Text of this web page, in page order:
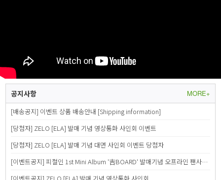
공지사항
MORE+
[배송공지] 이벤트 상품 배송안내 [Shipping information]
[당첨자] ZELO [ELA] 발매 기념 영상통화 사인회 이벤트
[당첨자] ZELO [ELA] 발매 기념 대면 사인회 이벤트 당첨자
[이벤트공지] 피철인 1st Mini Album '吉BOARD' 발매기념 오프라인 팬사인회
2 [특전증정] 르세라핌(LE SSERAFIM) - LE SSERAFIM's DAY OFF IN JEJU PHOTOBOOK
3
4 Stray Kids (스트레이 키즈) MAXIDENT (GO ver. 한정반)